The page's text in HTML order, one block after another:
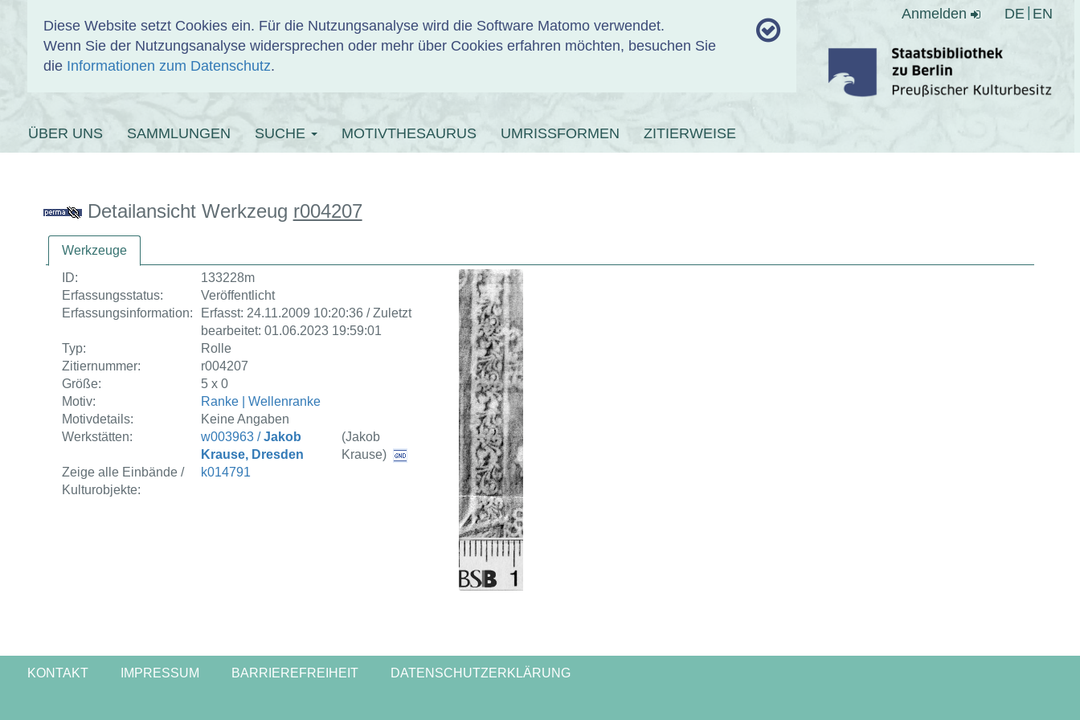
Diese Website setzt Cookies ein. Für die Nutzungsanalyse wird die Software Matomo verwendet.
Wenn Sie der Nutzungsanalyse widersprechen oder mehr über Cookies erfahren möchten, besuchen Sie
die Informationen zum Datenschutz.
Anmelden DE EN
EINBANDDATENBANK
ÜBER UNS SAMMLUNGEN SUCHE MOTIVTHESAURUS UMRISSFORMEN ZITIERWEISE
Detailansicht Werkzeug r004207
Werkzeuge
ID:
133228m
Erfassungsstatus:
Veröffentlicht
Erfassungsinformation:
Erfasst: 24.11.2009 10:20:36 / Zuletzt
bearbeitet: 01.06.2023 19:59:01
Typ:
Rolle
Zitiernummer:
r004207
Größe:
5 x 0
Motiv:
Ranke | Wellenranke
Motivdetails:
Keine Angaben
Werkstätten:
w003963 /Jakob
Krause, Dresden
(Jakob
Krause)
Zeige alle Einbände /
Kulturobjekte:
k014791
KONTAKT IMPRESSUM BARRIEREFREIHEIT DATENSCHUTZERKLÄRUNG